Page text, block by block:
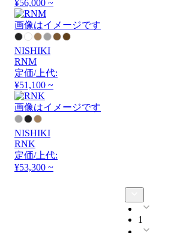
¥56,000 ~
画像はイメージです
NISHIKI
RNM
定価/上代:
¥51,100 ~
画像はイメージです
NISHIKI
RNK
定価/上代:
¥53,300 ~
1